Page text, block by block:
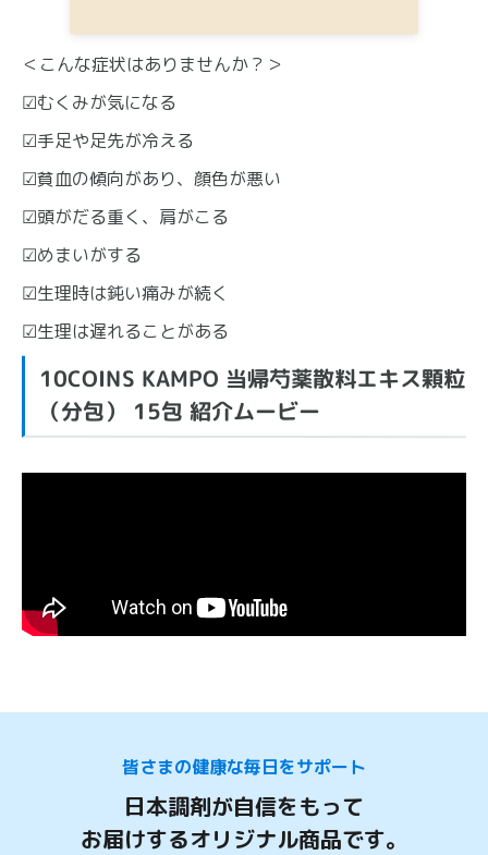
＜こんな症状はありませんか？＞
☑むくみが気になる
☑手足や足先が冷える
☑貧血の傾向があり、顔色が悪い
☑頭がだる重く、肩がこる
☑めまいがする
☑生理時は鈍い痛みが続く
☑生理は遅れることがある
10COINS KAMPO 当帰芍薬散料エキス顆粒
（分包） 15包 紹介ムービー
皆さまの健康な毎日をサポート
日本調剤が自信をもって
お届けするオリジナル商品です。